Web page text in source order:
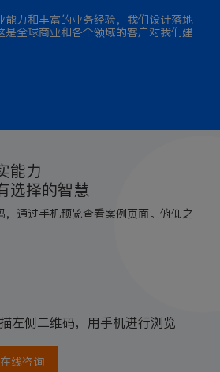
能力和丰富的业务经验，我们设计落地
是全球商业和各个领域的客户对我们建
能力
选择的智慧
通过手机预览查看案例页面。俯仰之
左侧二维码，用手机进行浏览
在线咨询